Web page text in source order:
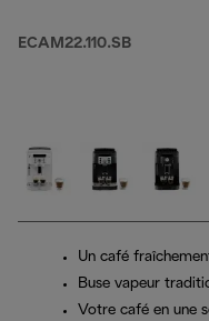
ECAM22.110.SB
Un café
Buse vapeur
Votre café en une